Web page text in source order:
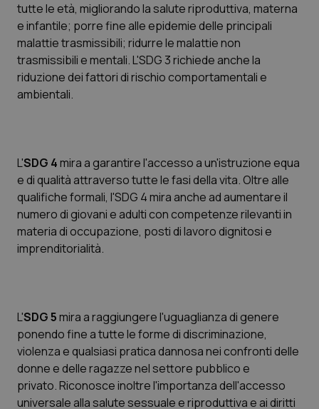
Emilia-Romagna
Friuli Venezia Giulia
Lazio
Lombardia
Marche
Molise
Provincia Autonoma di Trento
Puglia
Colesterolo & coronaropatie
Dermatite Atopica
Diabete & glucometri
Dolore
Donna & Salute
Epatiti
Ipertensione & Scompenso
Malattie rare
tutte le età, migliorando la salute riproduttiva, materna
e infantile; porre fine alle epidemie delle principali
malattie trasmissibili; ridurre le malattie non
trasmissibili e mentali. L'SDG 3 richiede anche la
riduzione dei fattori di rischio comportamentali e
ambientali.
L'SDG 4mira a garantire l'accesso a un'istruzione equa
e di qualità attraverso tutte le fasi della vita. Oltre alle
qualifiche formali, l'SDG 4 mira anche ad aumentare il
numero di giovani e adulti con competenze rilevanti in
materia di occupazione, posti di lavoro dignitosi e
imprenditorialità.
L'SDG 5mira a raggiungere l'uguaglianza di genere
ponendo fine a tutte le forme di discriminazione,
violenza e qualsiasi pratica dannosa nei confronti delle
donne e delle ragazze nel settore pubblico e
privato. Riconosce inoltre l'importanza dell'accesso
universale alla salute sessuale e riproduttiva e ai diritti